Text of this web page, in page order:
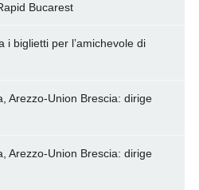
Bucarest
i biglietti per l’amichevole di
Arezzo-Union Brescia: dirige
Arezzo-Union Brescia: dirige